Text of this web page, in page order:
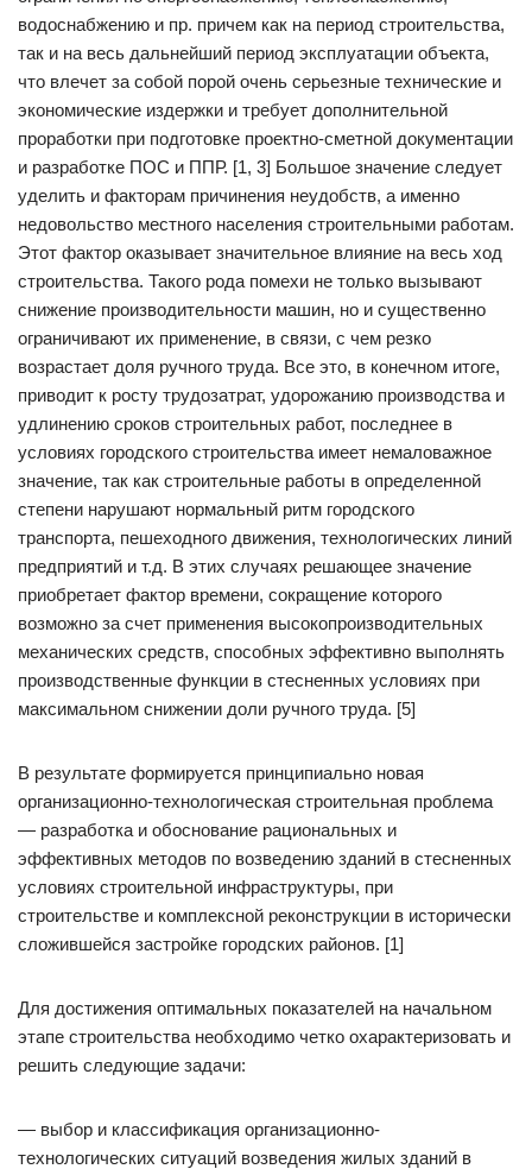
водоснабжению и пр. причем как на период строительства,
так и на весь дальнейший период эксплуатации объекта,
что влечет за собой порой очень серьезные технические и
экономические издержки и требует дополнительной
проработки при подготовке проектно-сметной документации
и разработке ПОС и ППР. [1, 3] Большое значение следует
уделить и факторам причинения неудобств, а именно
недовольство местного населения строительными работам.
Этот фактор оказывает значительное влияние на весь ход
строительства. Такого рода помехи не только вызывают
снижение производительности машин, но и существенно
ограничивают их применение, в связи, с чем резко
возрастает доля ручного труда. Все это, в конечном итоге,
приводит к росту трудозатрат, удорожанию производства и
удлинению сроков строительных работ, последнее в
условиях городского строительства имеет немаловажное
значение, так как строительные работы в определенной
степени нарушают нормальный ритм городского
транспорта, пешеходного движения, технологических линий
предприятий и т.д. В этих случаях решающее значение
приобретает фактор времени, сокращение которого
возможно за счет применения высокопроизводительных
механических средств, способных эффективно выполнять
производственные функции в стесненных условиях при
максимальном снижении доли ручного труда. [5]
В результате формируется принципиально новая
организационно-технологическая строительная проблема
— разработка и обоснование рациональных и
эффективных методов по возведению зданий в стесненных
условиях строительной инфраструктуры, при
строительстве и комплексной реконструкции в исторически
сложившейся застройке городских районов. [1]
Для достижения оптимальных показателей на начальном
этапе строительства необходимо четко охарактеризовать и
решить следующие задачи:
— выбор и классификация организационно-
технологических ситуаций возведения жилых зданий в